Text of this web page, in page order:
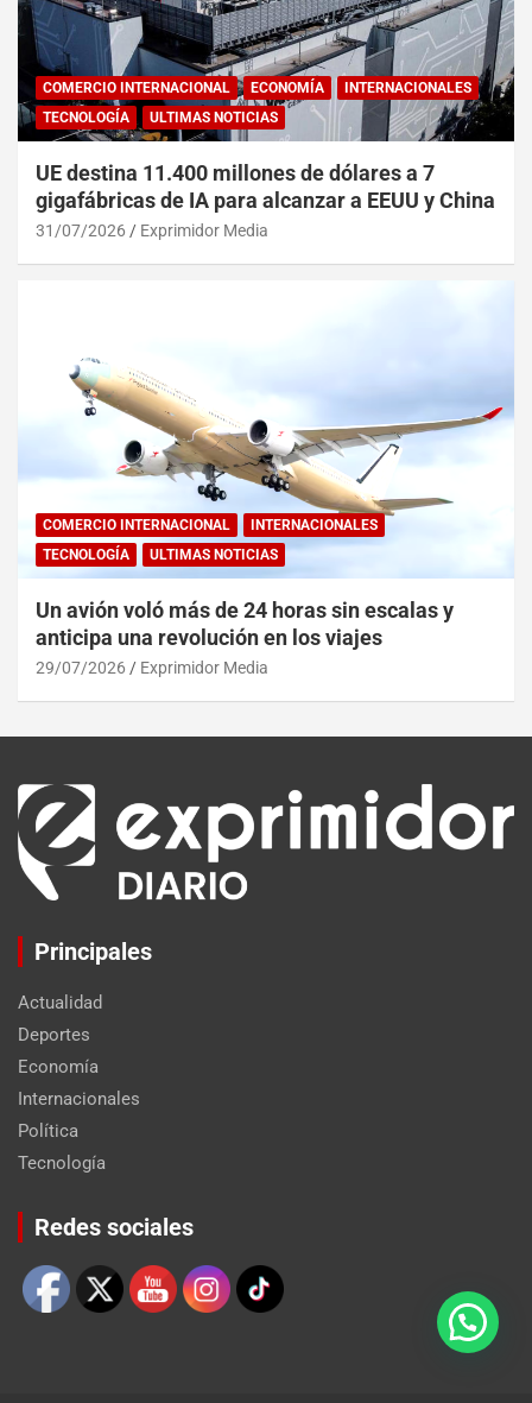
COMERCIO INTERNACIONAL ECONOMÍA
INTERNACIONALES
TECNOLOGÍA
ULTIMAS NOTICIAS
UE destina 11.400 millones de dólares a 7
gigafábricas de IA para alcanzar a EEUU y China
31/07/2026 Exprimidor Media
COMERCIO INTERNACIONAL
INTERNACIONALES
TECNOLOGÍA
ULTIMAS NOTICIAS
Un avión voló más de 24 horas sin escalas y
anticipa una revolución en los viajes
29/07/2026 Exprimidor Media
Principales
Actualidad
Deportes
Economía
Internacionales
Política
Tecnología
Redes sociales